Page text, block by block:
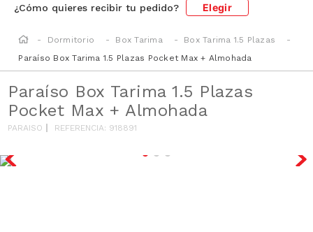
¿Cómo quieres recibir tu pedido? Elegir
Dormitorio Box Tarima
Box Tarima 1.5 Plazas
Paraíso Box Tarima 1.5 Plazas Pocket Max + Almohada
Paraíso Box Tarima 1.5 Plazas
Pocket Max + Almohada
PARAISO REFERENCIA: 918891